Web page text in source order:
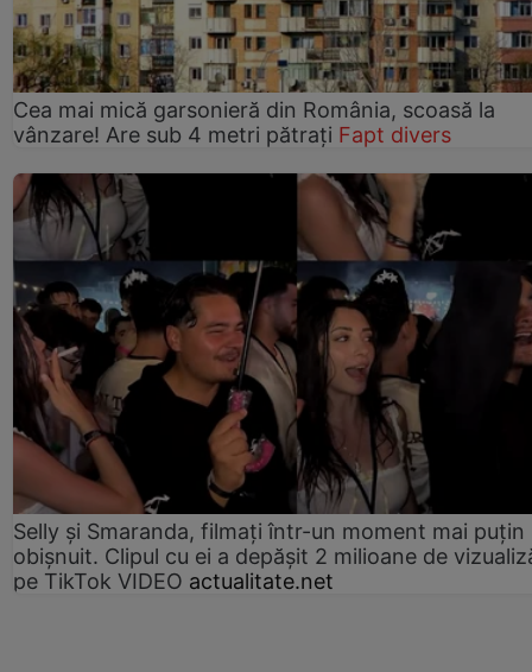
Cea mai mică garsonieră din România, scoasă la
vânzare! Are sub 4 metri pătrați Fapt divers
Selly și Smaranda, filmați într-un moment mai puțin
obișnuit. Clipul cu ei a depășit 2 milioane de
pe TikTok VIDEO actualitate.net